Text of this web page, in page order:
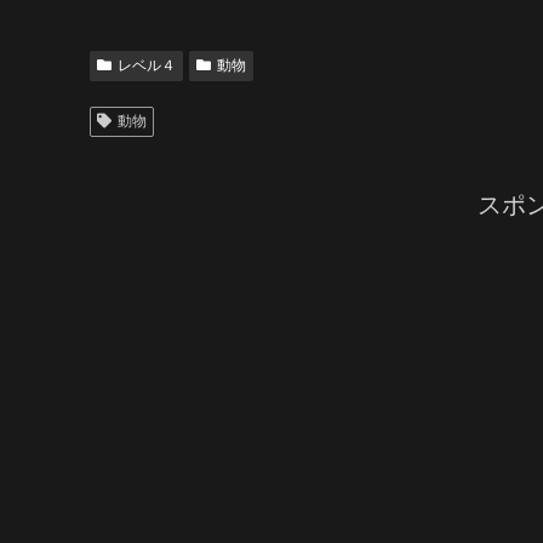
レベル４ 動物
動物
スポ